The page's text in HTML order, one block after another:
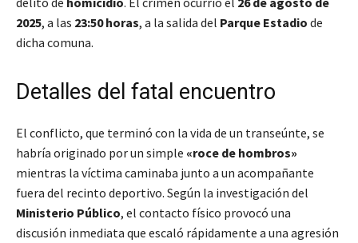
2025, a las 23:50 horas, a la salida del Parque Estadio de
dicha comuna.
Detalles del fatal encuentro
El conflicto, que terminó con la vida de un transeúnte, se
habría originado por un simple «roce de hombros»
mientras la víctima caminaba junto a un acompañante
fuera del recinto deportivo. Según la investigación del
Ministerio Público, el contacto físico provocó una
discusión inmediata que escaló rápidamente a una agresión